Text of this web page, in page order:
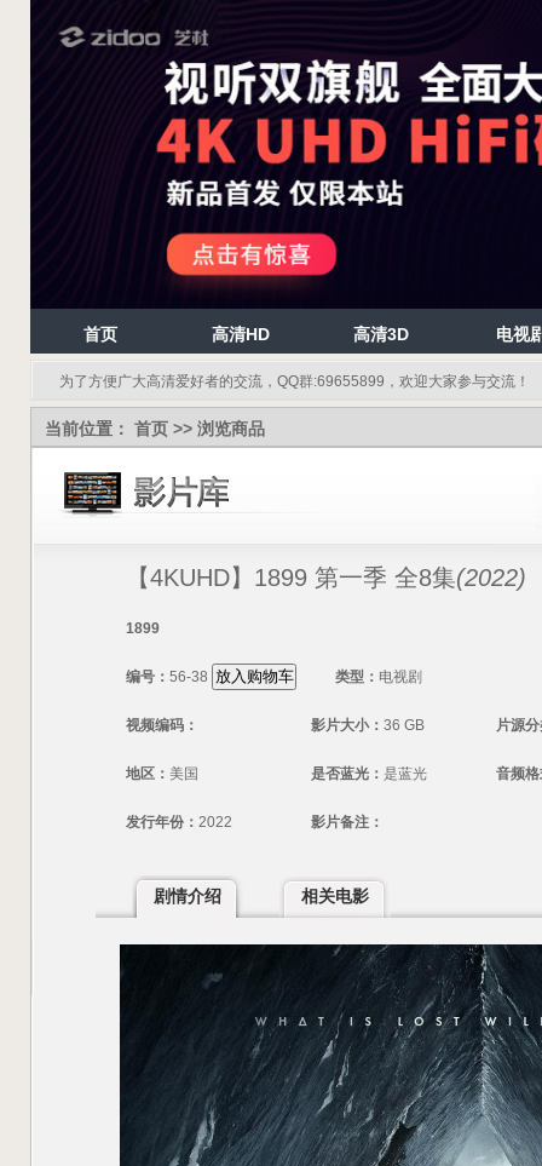
首页 高清HD 高清3D 电视
为了方便广大高清爱好者的交流，QQ群:69655899，欢迎大家参与交流！
当前位置： 首页 >> 浏览商品
【4KUHD】1899 第一季 全8集(2022)
1899
编号： 56-38 类型： 电视剧
视频编码： 影片大小： 36 GB 片源
地区： 美国 是否蓝光： 是蓝光 音频
发行年份： 2022 影片备注：
剧情介绍 相关电影